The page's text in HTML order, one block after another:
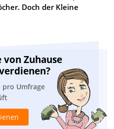
Doch der Kleine
von Zuhause
pro Umfrage